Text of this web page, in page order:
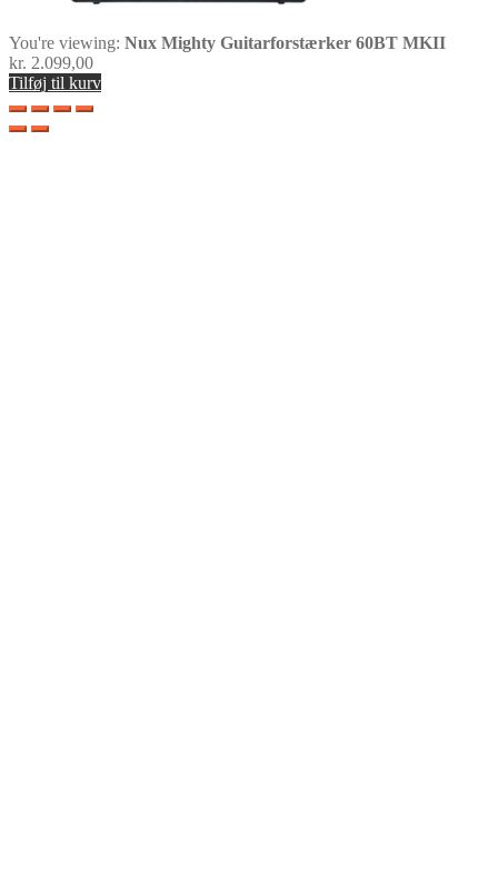
You're viewing: Nux Mighty Guitarforstærker 60BT MKII
kr. 2.099,00
Tilføj til kurv